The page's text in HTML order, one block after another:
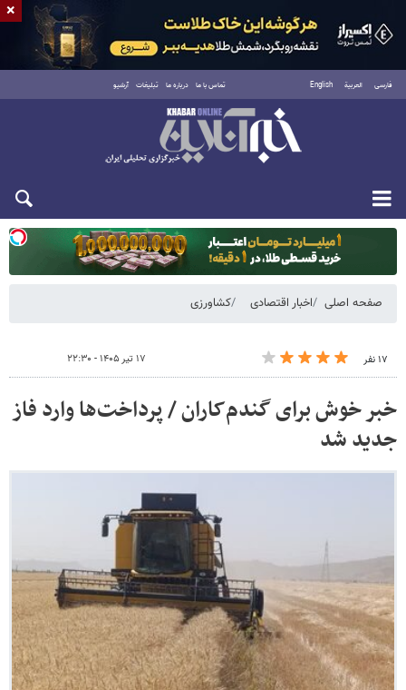
فارسی العربية English تماس با ما درباره ما تبلیغات آرشیو
یکشنبه ۱۸ مرداد ۱۴۰۵
صفحه اصلی اخبار اقتصادی کشاورزی
۱۷ نفر ۱۷ تیر ۱۴۰۵ - ۲۲:۳۰
خبر خوش برای گندم‌کاران / پرداخت‌ها وارد فاز
جدید شد
×